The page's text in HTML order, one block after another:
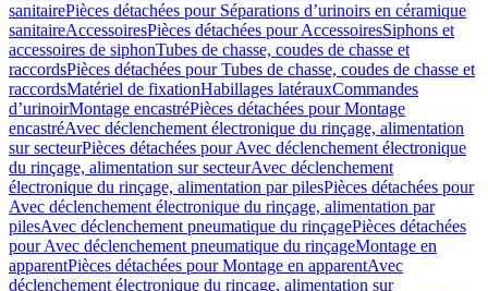
sanitairePièces détachées pour Séparations d’urinoirs en céramique
sanitaireAccessoiresPièces détachées pour AccessoiresSiphons et
accessoires de siphonTubes de chasse, coudes de chasse et
raccordsPièces détachées pour Tubes de chasse, coudes de chasse et
raccordsMatériel de fixationHabillages latérauxCommandes
dʼurinoirMontage encastréPièces détachées pour Montage
encastréAvec déclenchement électronique du rinçage, alimentation
sur secteurPièces détachées pour Avec déclenchement électronique
du rinçage, alimentation sur secteurAvec déclenchement
électronique du rinçage, alimentation par pilesPièces détachées pour
Avec déclenchement électronique du rinçage, alimentation par
pilesAvec déclenchement pneumatique du rinçagePièces détachées
pour Avec déclenchement pneumatique du rinçageMontage en
apparentPièces détachées pour Montage en apparentAvec
déclenchement électronique du rinçage, alimentation sur